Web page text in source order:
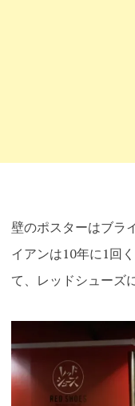
壁のポスターはブラ
イアンは10年に1回
て、レッドシューズ